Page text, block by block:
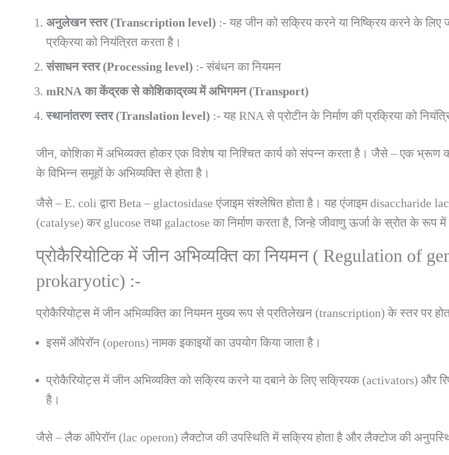
अनुलेखन स्तर (Transcription level) :- यह जीन को सक्रिय करने या निष्क्रिय करने के लिए
प्रक्रिया को नियंत्रित करता है।
संसाधन स्तर (Processing level) :- संबंधन का नियमन
mRNA का केंद्रक से कोशिकाद्रव्य में अभिगमन (Transport)
स्थानांतरण स्तर (Translation level) :- यह RNA से प्रोटीन के निर्माण की प्रक्रिया को
जीन, कोशिका में अभिव्यक्त होकर एक विशेष या निश्चित कार्य को संपन्न करता है। जैसे – एक भ्रूण
के विभिन्न समूहों के अभिव्यक्ति से होता है।
जैसे – E. coli द्वारा Beta – glactosidase एंजाइम संश्लेषित होता है। यह एंजाइम disaccharide
(catalyse) कर glucose तथा galactose का निर्माण करता है, जिन्हे जीवाणु ऊर्जा के स्रोत के रूप
प्रोकैरियोटिक में जीन अभिव्यक्ति का नियमन ( Regulation of
prokaryotic) :-
प्रोकैरियोट्स में जीन अभिव्यक्ति का नियमन मुख्य रूप से प्रतिलेखन (transcription) के स्तर पर
इसमें ऑपेरॉन (operons) नामक इकाइयों का उपयोग किया जाता है।
प्रोकैरियोट्स में जीन अभिव्यक्ति को सक्रिय करने या दबाने के लिए सक्रियक (activators) और
है।
जैसे – लैक ऑपेरॉन (lac operon) लैक्टोज की उपस्थिति में सक्रिय होता है और लैक्टोज की